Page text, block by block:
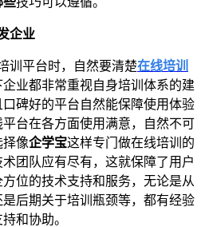
企业
训平台时，自然要清楚在线培训
业都非常重视自身培训体系的建
碑好的平台自然能保障使用体验
台在各方面使用满意，自然不可
择像企学宝这样专门做在线培训的
团队应有尽有，这就保障了用户
位的技术支持和服务，无论是从
后期关于培训瓶颈等，都有经验
和协助。